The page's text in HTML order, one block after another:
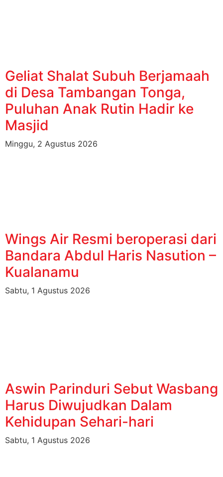
Geliat Shalat Subuh Berjamaah
di Desa Tambangan Tonga,
Puluhan Anak Rutin Hadir ke
Masjid
Minggu, 2 Agustus 2026
Wings Air Resmi beroperasi dari
Bandara Abdul Haris Nasution –
Kualanamu
Sabtu, 1 Agustus 2026
Aswin Parinduri Sebut Wasbang
Harus Diwujudkan Dalam
Kehidupan Sehari-hari
Sabtu, 1 Agustus 2026